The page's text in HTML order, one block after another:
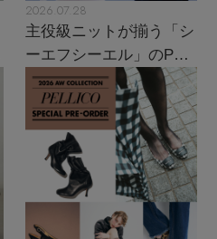
2026.07.28
主役級ニットが揃う「シ
ーエフシーエル」のPOP
UPがスタート